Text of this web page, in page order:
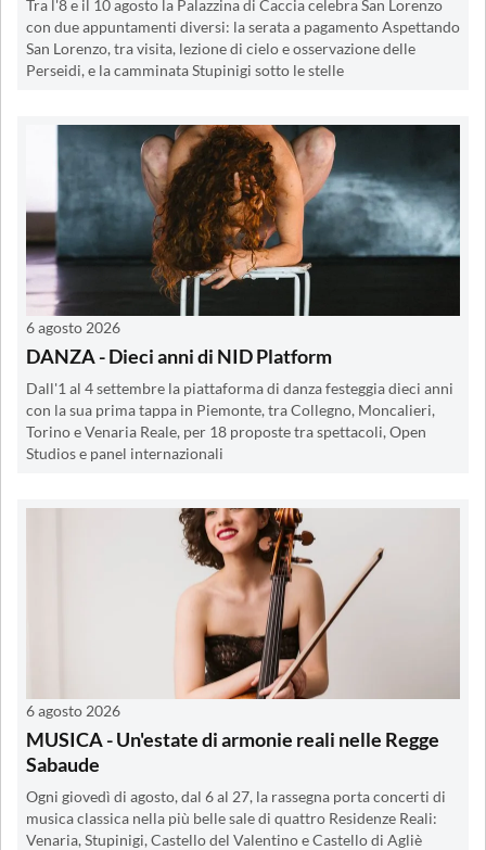
Tra l'8 e il 10 agosto la Palazzina di Caccia celebra San Lorenzo
con due appuntamenti diversi: la serata a pagamento Aspettando
San Lorenzo, tra visita, lezione di cielo e osservazione delle
Perseidi, e la camminata Stupinigi sotto le stelle
6 agosto 2026
DANZA - Dieci anni di NID Platform
Dall'1 al 4 settembre la piattaforma di danza festeggia dieci anni
con la sua prima tappa in Piemonte, tra Collegno, Moncalieri,
Torino e Venaria Reale, per 18 proposte tra spettacoli, Open
Studios e panel internazionali
6 agosto 2026
MUSICA - Un'estate di armonie reali nelle Regge
Sabaude
Ogni giovedì di agosto, dal 6 al 27, la rassegna porta concerti di
musica classica nella più belle sale di quattro Residenze Reali:
Venaria, Stupinigi, Castello del Valentino e Castello di Agliè